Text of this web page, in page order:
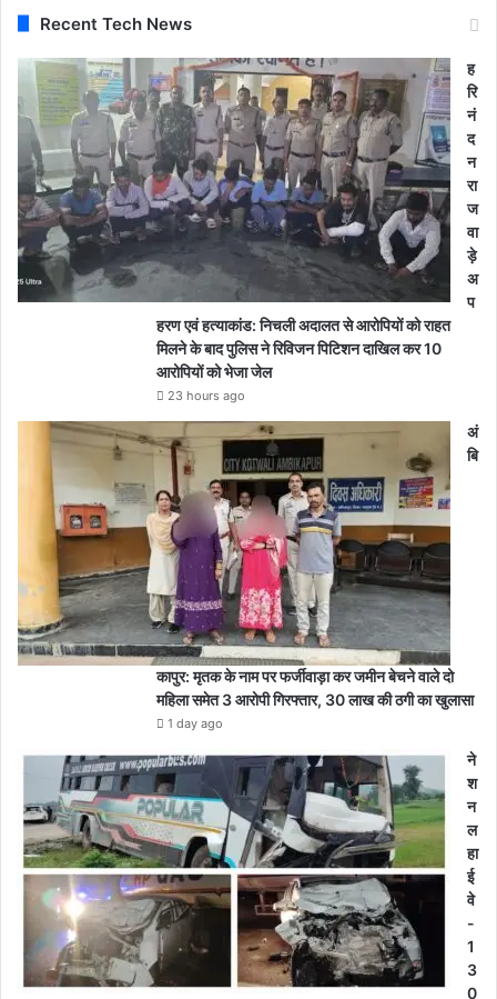
Recent Tech News
ह
रि
नं
द
न
रा
ज
वा
ड़े
अ
प
हरण एवं हत्याकांड: निचली अदालत से आरोपियों को राहत
मिलने के बाद पुलिस ने रिविजन पिटिशन दाखिल कर 10
आरोपियों को भेजा जेल
23 hours ago
अं
बि
कापुर: मृतक के नाम पर फर्जीवाड़ा कर जमीन बेचने वाले दो
महिला समेत 3 आरोपी गिरफ्तार, 30 लाख की ठगी का खुलासा
1 day ago
ने
श
न
ल
हा
ई
वे
-
1
3
0